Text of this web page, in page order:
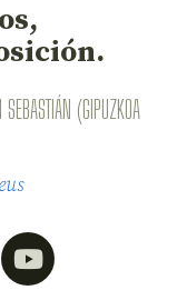
(GIPUZKOA